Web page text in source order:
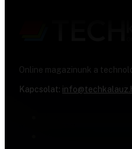
Online magazinunk a
Kapcsolat: